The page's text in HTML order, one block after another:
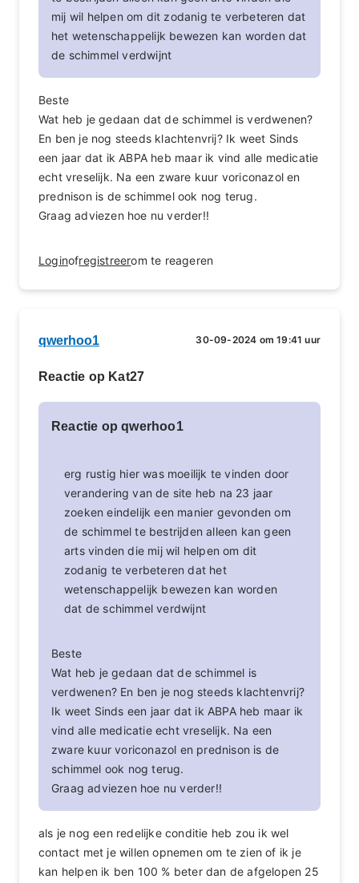
mij wil helpen om dit zodanig te verbeteren dat
het wetenschappelijk bewezen kan worden dat
de schimmel verdwijnt
Beste
Wat heb je gedaan dat de schimmel is verdwenen?
En ben je nog steeds klachtenvrij? Ik weet Sinds
een jaar dat ik ABPA heb maar ik vind alle medicatie
echt vreselijk. Na een zware kuur voriconazol en
prednison is de schimmel ook nog terug.
Graag adviezen hoe nu verder!!
Loginofregistreerom te reageren
qwerhoo1 30-09-2024 om 19:41 uur
Reactie op Kat27
Reactie op qwerhoo1
erg rustig hier was moeilijk te vinden door
verandering van de site heb na 23 jaar
zoeken eindelijk een manier gevonden om
de schimmel te bestrijden alleen kan geen
arts vinden die mij wil helpen om dit
zodanig te verbeteren dat het
wetenschappelijk bewezen kan worden
dat de schimmel verdwijnt
Beste
Wat heb je gedaan dat de schimmel is
verdwenen? En ben je nog steeds klachtenvrij?
Ik weet Sinds een jaar dat ik ABPA heb maar ik
vind alle medicatie echt vreselijk. Na een
zware kuur voriconazol en prednison is de
schimmel ook nog terug.
Graag adviezen hoe nu verder!!
als je nog een redelijke conditie heb zou ik wel
contact met je willen opnemen om te zien of ik je
kan helpen ik ben 100 % beter dan de afgelopen 25